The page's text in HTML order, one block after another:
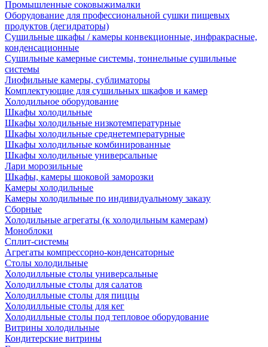
Промышленные соковыжималки
Оборудование для профессиональной сушки пищевых
продуктов (дегидраторы)
Сушильные шкафы / камеры конвекционные, инфракрасные,
конденсационные
Сушильные камерные системы, тоннельные сушильные
системы
Лиофильные камеры, сублиматоры
Комплектующие для сушильных шкафов и камер
Холодильное оборудование
Шкафы холодильные
Шкафы холодильные низкотемпературные
Шкафы холодильные среднетемпературные
Шкафы холодильные комбинированные
Шкафы холодильные универсальные
Лари морозильные
Шкафы, камеры шоковой заморозки
Камеры холодильные
Камеры холодильные по индивидуальному заказу
Сборные
Холодильные агрегаты (к холодильным камерам)
Моноблоки
Сплит-системы
Агрегаты компрессорно-конденсаторные
Столы холодильные
Холодилльные столы универсальные
Холодилльные столы для салатов
Холодилльные столы для пиццы
Холодилльные столы для кег
Холодилльные столы под тепловое оборудование
Витрины холодильные
Кондитерские витрины